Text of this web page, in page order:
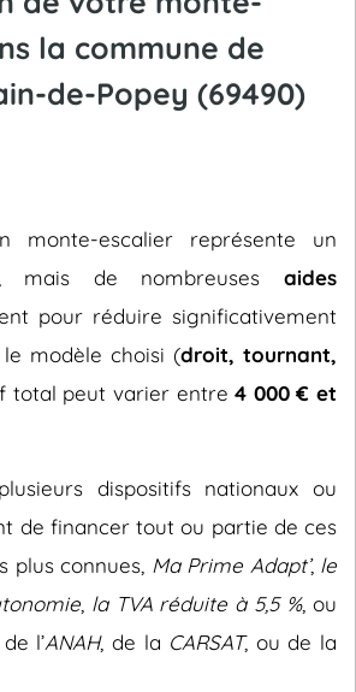
la commune de
de-Popey (69490)
monte-escalier représente un
mais de nombreuses aides
pour réduire significativement
modèle choisi (droit, tournant,
total peut varier entre4 000 € et
dispositifs nationaux ou
de financer tout ou partie de ces
plus connues, Ma Prime Adapt’, le
, la TVA réduite à 5,5 %, ou
l’ANAH, de la CARSAT, ou de la